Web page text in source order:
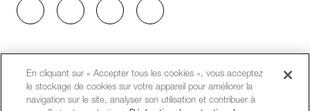
En cliquant sur « Accepter tous les cookies », vous acceptez
le stockage de cookies sur votre appareil pour améliorer la
navigation sur le site, analyser son utilisation et contribuer à